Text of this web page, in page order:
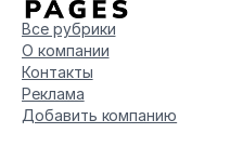
Все рубрики
О компании
Контакты
Реклама
Добавить компанию